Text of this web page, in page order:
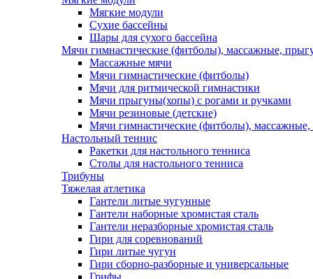
Мягкие модули
Сухие бассейны
Шары для сухого бассейна
Мячи гимнастические (фитболы), массажные,
Массажные мячи
Мячи гимнастические (фитболы)
Мячи для ритмической гимнастики
Мячи прыгуны(хопы) с рогами и ручками
Мячи резиновые (детские)
Мячи гимнастические (фитболы),
Настольный теннис
Ракетки для настольного тенниса
Столы для настольного тенниса
Трибуны
Тяжелая атлетика
Гантели литые чугунные
Гантели наборные хромистая сталь
Гантели неразборные хромистая сталь
Гири для соревнований
Гири литые чугун
Гири сборно-разборные и универсальные
Грифы